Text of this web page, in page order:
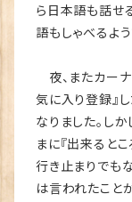
ら日本語も話せ
語もしゃべるよう
夜、またカー
気に入り登録』
なりました。し
まに『出来ると
行き止まりでも
は言われたこと